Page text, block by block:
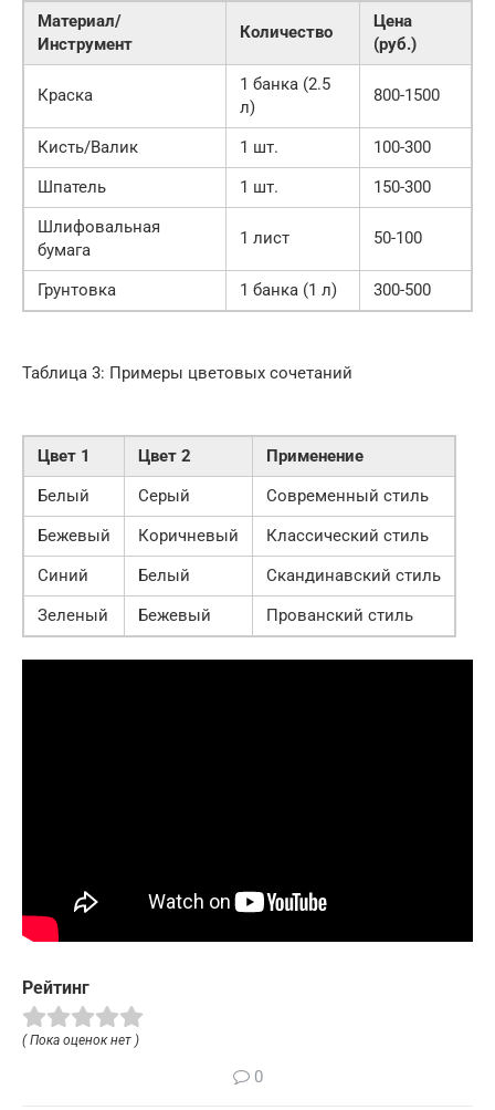
Материал/
Инструмент
Количество
Цена
(руб.)
Краска
1 банка (2.5
л)
800-1500
Кисть/Валик 1 шт.
100-300
Шпатель
1 шт.
150-300
Шлифовальная
бумага
1 лист 50-100
Грунтовка 1 банка (1 л) 300-500
Таблица 3: Примеры цветовых сочетаний
Цвет 1 Цвет 2
Применение
Белый
Серый
Современный стиль
Бежевый
Коричневый
Классический стиль
Синий
Белый
Скандинавский стиль
Зеленый
Бежевый Прованский стиль
Рейтинг
( Пока оценок нет )
0